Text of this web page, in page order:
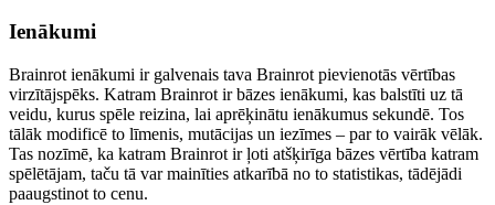
Ienākumi
Brainrot ienākumi ir galvenais tava Brainrot pievienotās vērtības
virzītājspēks. Katram Brainrot ir bāzes ienākumi, kas balstīti uz tā
veidu, kurus spēle reizina, lai aprēķinātu ienākumus sekundē. Tos
tālāk modificē to līmenis, mutācijas un iezīmes – par to vairāk vēlāk.
Tas nozīmē, ka katram Brainrot ir ļoti atšķirīga bāzes vērtība katram
spēlētājam, taču tā var mainīties atkarībā no to statistikas, tādējādi
paaugstinot to cenu.